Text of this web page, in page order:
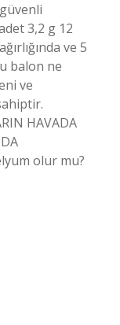
3,2 g 12
ve 5
balon ne
ve
HAVADA
olur mu?